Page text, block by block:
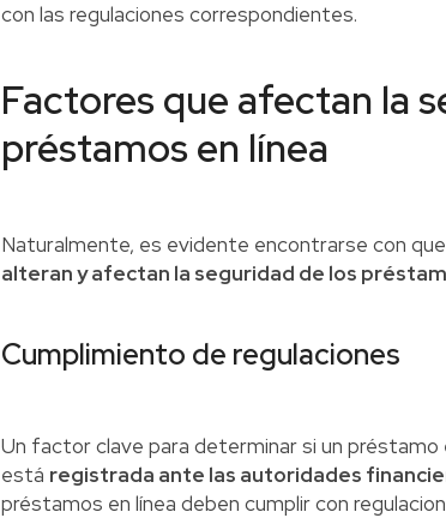
con las regulaciones correspondientes.
Factores que afectan la
préstamos en línea
Naturalmente, es evidente encontrarse con
alteran y afectan la seguridad de los
Cumplimiento de regulaciones
Un factor clave para determinar si un
está registrada ante las autoridades
préstamos en línea deben cumplir con